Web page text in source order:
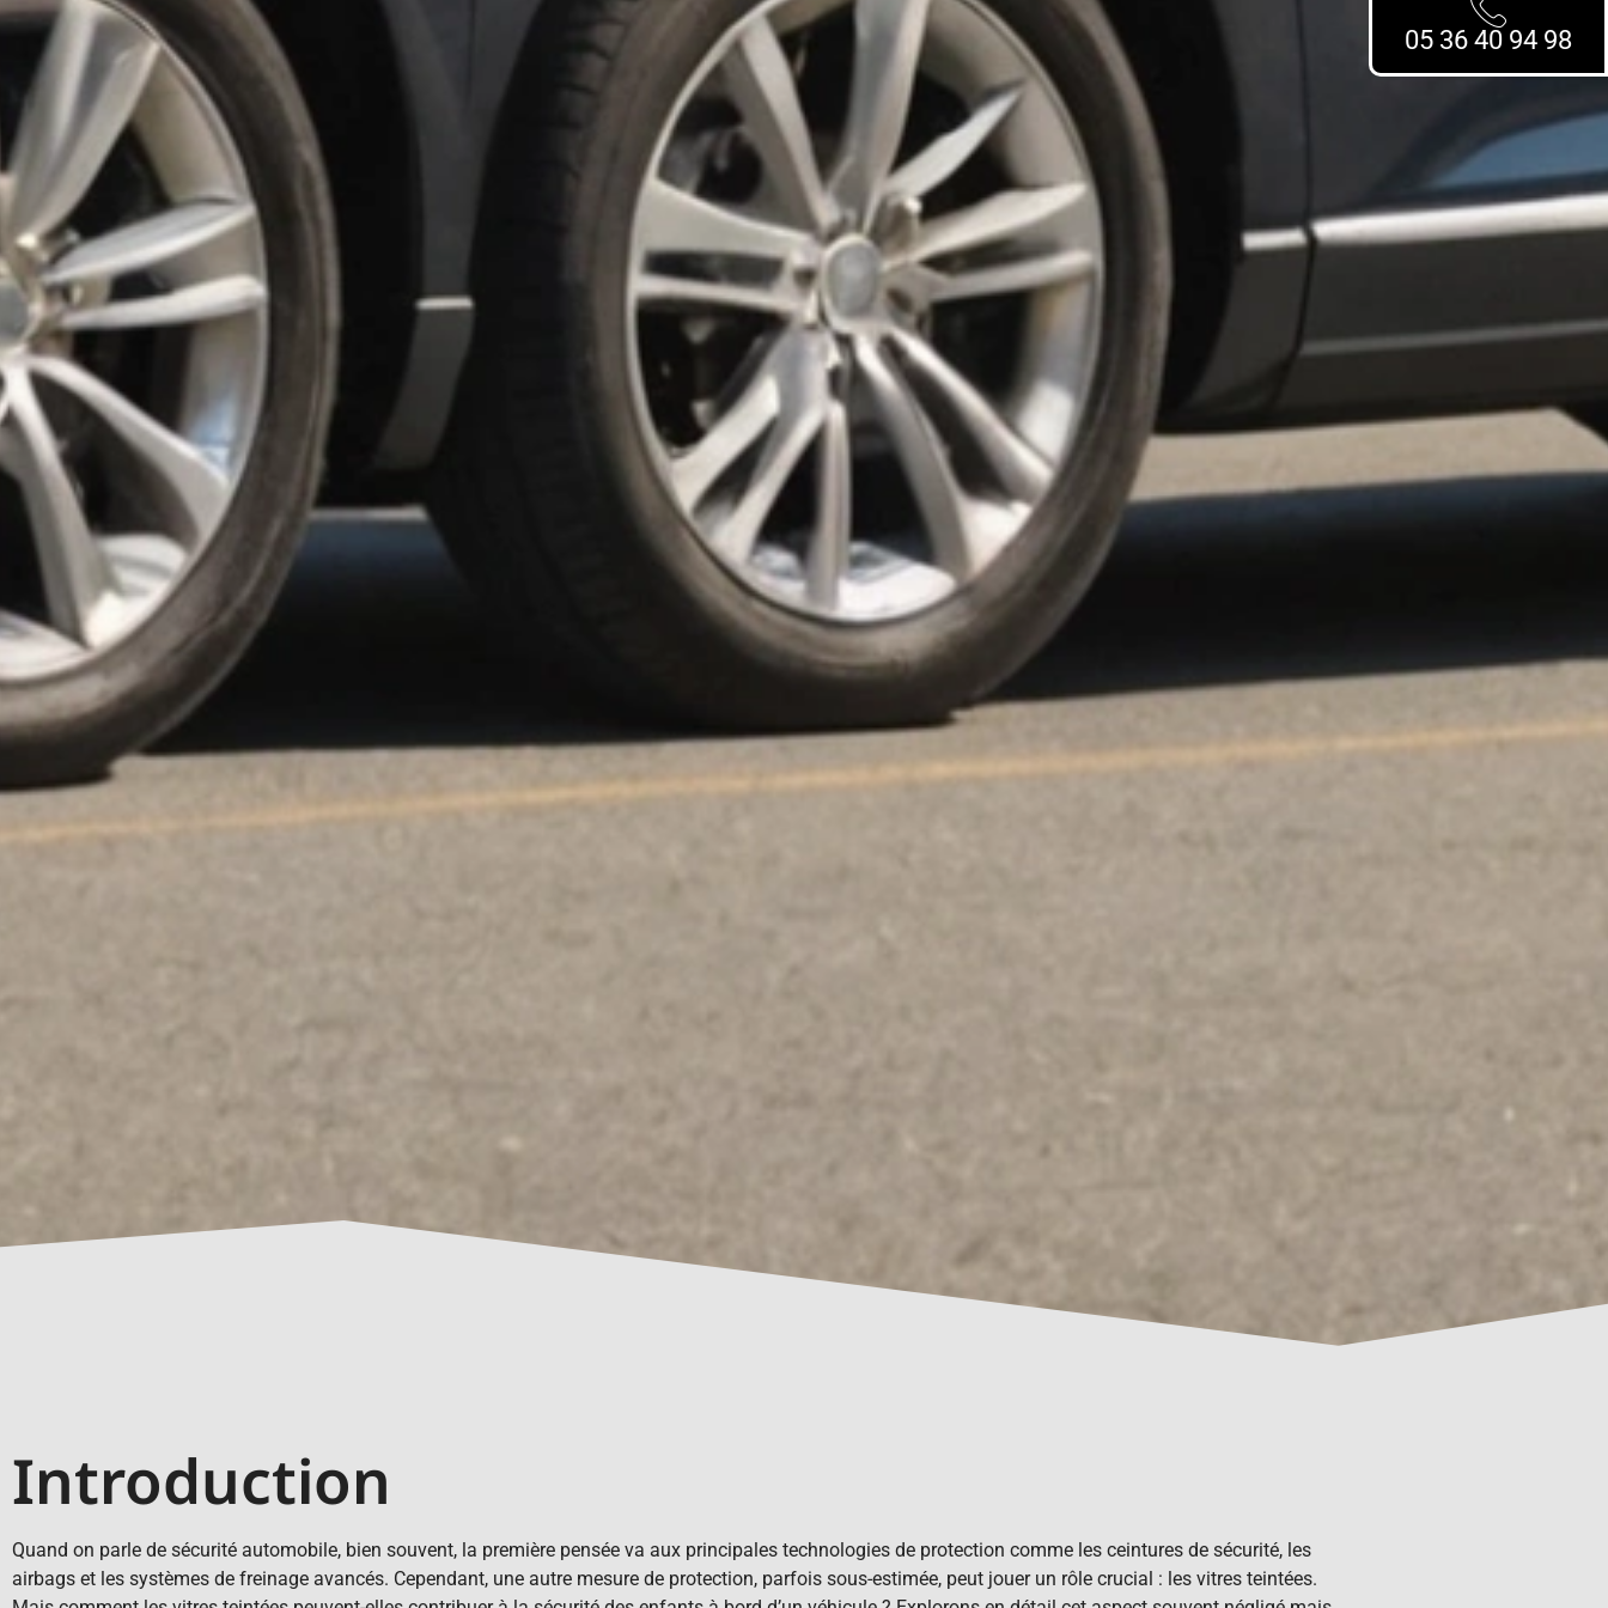
Introduction
Quand on parle de sécurité automobile, bien souvent, la première pensée va aux principales technologies de protection comme les ceintures de sécurité, les
airbags et les systèmes de freinage avancés. Cependant, une autre mesure de protection, parfois sous-estimée, peut jouer un rôle crucial : les vitres teintées.
05 36 40 94 98